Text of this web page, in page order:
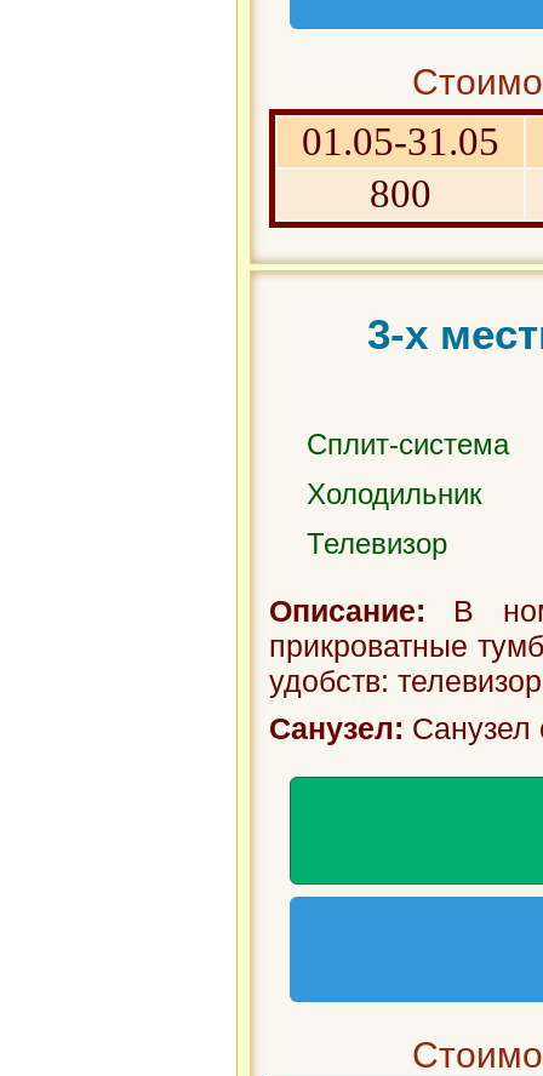
01.05-31.05
800
3-х
Сплит-система
Холодильник
Телевизор
Описание: В
прикроватные
удобств:
Санузел: